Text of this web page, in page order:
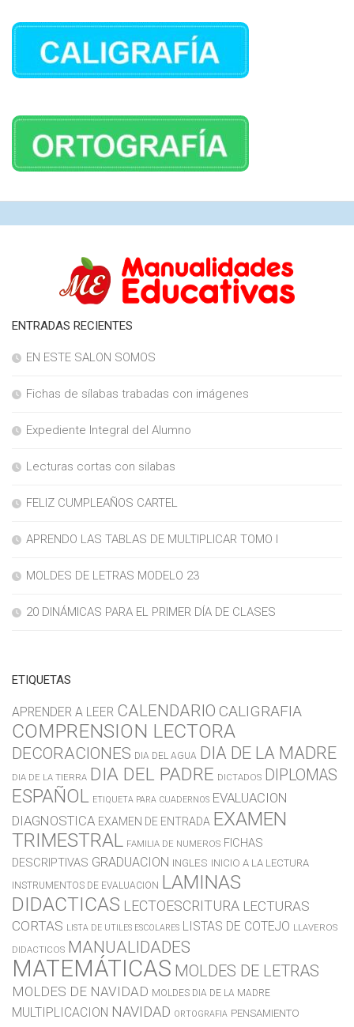
ENTRADAS RECIENTES
EN ESTE SALON SOMOS
Fichas de sílabas trabadas con imágenes
Expediente Integral del Alumno
Lecturas cortas con silabas
FELIZ CUMPLEAÑOS CARTEL
APRENDO LAS TABLAS DE MULTIPLICAR TOMO I
MOLDES DE LETRAS MODELO 23
20 DINÁMICAS PARA EL PRIMER DÍA DE CLASES
ETIQUETAS
APRENDER A LEER CALENDARIO CALIGRAFIA
COMPRENSION LECTORA
DECORACIONES DIA DEL AGUA DIA DE LA MADRE
DIA DE LA TIERRA DIA DEL PADRE DICTADOS DIPLOMAS
ESPAÑOL ETIQUETA PARA CUADERNOS EVALUACION
DIAGNOSTICA EXAMEN DE ENTRADA EXAMEN
TRIMESTRAL FAMILIA DE NUMEROS FICHAS
DESCRIPTIVAS GRADUACION INGLES INICIO A LA LECTURA
INSTRUMENTOS DE EVALUACION LAMINAS
DIDACTICAS LECTOESCRITURA LECTURAS
CORTAS LISTA DE UTILES ESCOLARES LISTAS DE COTEJO LLAVEROS
DIDACTICOS MANUALIDADES
MATEMÁTICAS MOLDES DE LETRAS
MOLDES DE NAVIDAD MOLDES DIA DE LA MADRE
MULTIPLICACION NAVIDAD ORTOGRAFIA PENSAMIENTO